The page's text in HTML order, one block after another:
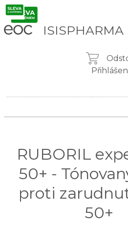
ISISPHARMA
RUBORIL
50+ -
proti
50+